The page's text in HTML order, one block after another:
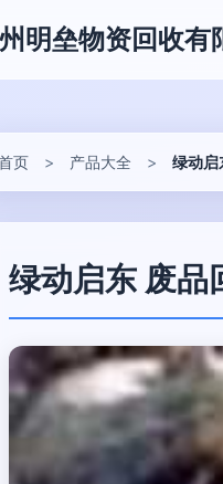
明垒物资回收有
页 > 产品大全 > 绿动启
绿动启东 废品